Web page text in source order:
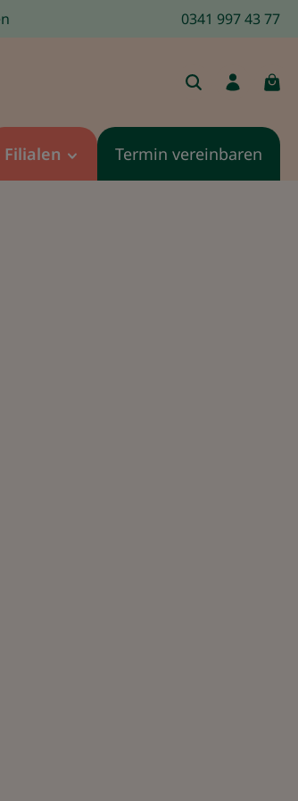
0341 997 43 77
Filialen Termin vereinbaren